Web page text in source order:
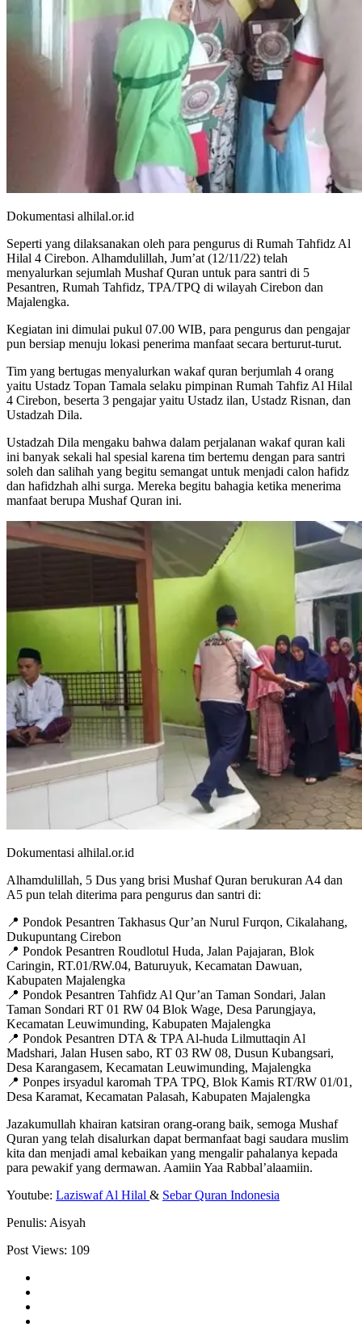
Dokumentasi alhilal.or.id
Seperti yang dilaksanakan oleh para pengurus di Rumah Tahfidz Al
Hilal 4 Cirebon. Alhamdulillah, Jum’at (12/11/22) telah
menyalurkan sejumlah Mushaf Quran untuk para santri di 5
Pesantren, Rumah Tahfidz, TPA/TPQ di wilayah Cirebon dan
Majalengka.
Kegiatan ini dimulai pukul 07.00 WIB, para pengurus dan pengajar
pun bersiap menuju lokasi penerima manfaat secara berturut-turut.
Tim yang bertugas menyalurkan wakaf quran berjumlah 4 orang
yaitu Ustadz Topan Tamala selaku pimpinan Rumah Tahfiz Al Hilal
4 Cirebon, beserta 3 pengajar yaitu Ustadz ilan, Ustadz Risnan, dan
Ustadzah Dila.
Ustadzah Dila mengaku bahwa dalam perjalanan wakaf quran kali
ini banyak sekali hal spesial karena tim bertemu dengan para santri
soleh dan salihah yang begitu semangat untuk menjadi calon hafidz
dan hafidzhah alhi surga. Mereka begitu bahagia ketika menerima
manfaat berupa Mushaf Quran ini.
Dokumentasi alhilal.or.id
Alhamdulillah, 5 Dus yang brisi Mushaf Quran berukuran A4 dan
A5 pun telah diterima para pengurus dan santri di:
📍 Pondok Pesantren Takhasus Qur’an Nurul Furqon, Cikalahang,
Dukupuntang Cirebon
📍 Pondok Pesantren Roudlotul Huda, Jalan Pajajaran, Blok
Caringin, RT.01/RW.04, Baturuyuk, Kecamatan Dawuan,
Kabupaten Majalengka
📍 Pondok Pesantren Tahfidz Al Qur’an Taman Sondari, Jalan
Taman Sondari RT 01 RW 04 Blok Wage, Desa Parungjaya,
Kecamatan Leuwimunding, Kabupaten Majalengka
📍 Pondok Pesantren DTA & TPA Al-huda Lilmuttaqin Al
Madshari, Jalan Husen sabo, RT 03 RW 08, Dusun Kubangsari,
Desa Karangasem, Kecamatan Leuwimunding, Majalengka
📍 Ponpes irsyadul karomah TPA TPQ, Blok Kamis RT/RW 01/01,
Desa Karamat, Kecamatan Palasah, Kabupaten Majalengka
Jazakumullah khairan katsiran orang-orang baik, semoga Mushaf
Quran yang telah disalurkan dapat bermanfaat bagi saudara muslim
kita dan menjadi amal kebaikan yang mengalir pahalanya kepada
para pewakif yang dermawan. Aamiin Yaa Rabbal’alaamiin.
Youtube: Laziswaf Al Hilal & Sebar Quran Indonesia
Penulis: Aisyah
Post Views: 109